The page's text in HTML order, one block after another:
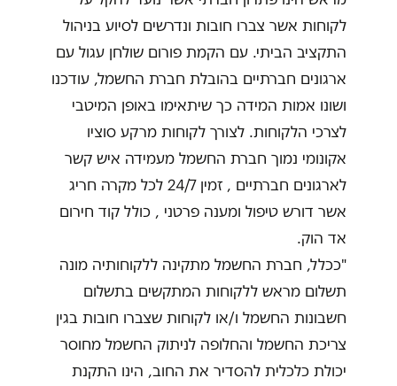
לקוחות אשר צברו חובות ונדרשים לסיוע בניהול
התקציב הביתי. עם הקמת פורום שולחן עגול עם
ארגונים חברתיים בהובלת חברת החשמל, עודכנו
ושונו אמות המידה כך שיתאימו באופן המיטבי
לצרכי הלקוחות. לצורך לקוחות מרקע סוציו
אקונומי נמוך חברת החשמל מעמידה איש קשר
לארגונים חברתיים , זמין 24/7 לכל מקרה חריג
אשר דורש טיפול ומענה פרטני , כולל קוד חירום
אד הוק.
"ככלל, חברת החשמל מתקינה ללקוחותיה מונה
תשלום מראש ללקוחות המתקשים בתשלום
חשבונות החשמל ו/או לקוחות שצברו חובות בגין
צריכת החשמל והחלופה לניתוק החשמל מחוסר
יכולת כלכלית להסדיר את החוב, הינו התקנת